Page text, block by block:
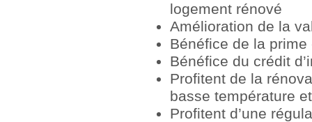
logement rénové
Amélioration de la
Bénéfice de la prime
Bénéfice du crédit
Profitent de la
basse température
Profitent d’une